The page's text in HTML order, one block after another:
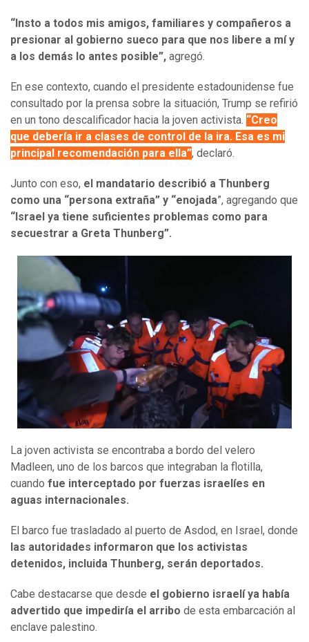
“Insto a todos mis amigos, familiares y compañeros a
presionar al gobierno sueco para que nos libere a mí y
a los demás lo antes posible”, agregó.
En ese contexto, cuando el presidente estadounidense fue
consultado por la prensa sobre la situación, Trump se refirió
en un tono descalificador hacia la joven activista. “Creo
que debería ir a clases de control de la ira. Esa es mi
principal recomendación para ella”, declaró.
Junto con eso, el mandatario describió a Thunberg
como una “persona extraña” y “enojada”, agregando que
“Israel ya tiene suficientes problemas como para
secuestrar a Greta Thunberg”.
La joven activista se encontraba a bordo del velero
Madleen, uno de los barcos que integraban la flotilla,
cuando fue interceptado por fuerzas israelíes en
aguas internacionales.
El barco fue trasladado al puerto de Asdod, en Israel, donde
las autoridades informaron que los activistas
detenidos, incluida Thunberg, serán deportados.
Cabe destacarse que desde el gobierno israelí ya había
advertido que impediría el arribo de esta embarcación al
enclave palestino.